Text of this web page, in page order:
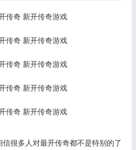
很多人对最开传奇都不是特别的了